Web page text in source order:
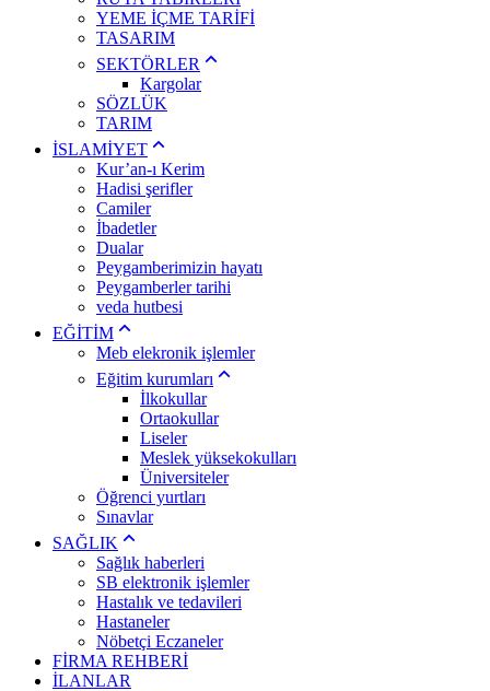
YEME İÇME TARİFİ
TASARIM
SEKTÖRLER
Kargolar
SÖZLÜK
TARIM
İSLAMİYET
Kur’an-ı Kerim
Hadisi şerifler
Camiler
İbadetler
Dualar
Peygamberimizin hayatı
Peygamberler tarihi
veda hutbesi
EĞİTİM
Meb elekronik işlemler
Eğitim kurumları
İlkokullar
Ortaokullar
Liseler
Meslek yüksekokulları
Üniversiteler
Öğrenci yurtları
Sınavlar
SAĞLIK
Sağlık haberleri
SB elektronik işlemler
Hastalık ve tedavileri
Hastaneler
Nöbetçi Eczaneler
FİRMA REHBERİ
İLANLAR